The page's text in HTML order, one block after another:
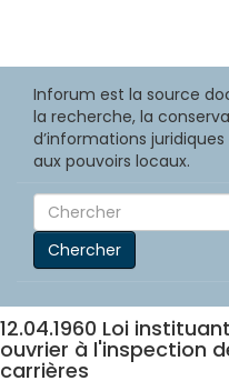
Inforum est la source
la recherche, la
d’informations
aux pouvoirs locaux.
Chercher
12.04.1960 Loi
ouvrier à l'inspection
carrières